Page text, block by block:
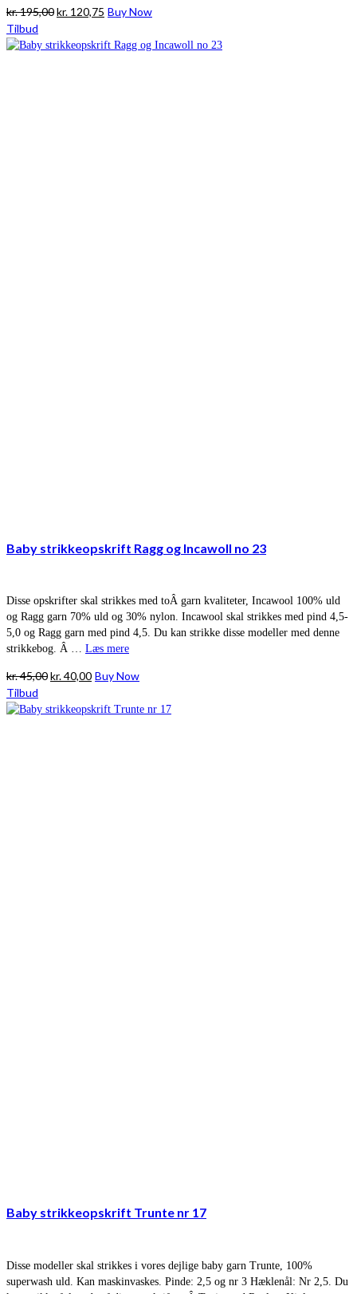
kr.195,00Den
pris
kr. 120,75 Den
pris
Buy Now
Tilbud
Baby strikkeopskrift Ragg og Incawoll no 23
Disse opskrifter skal strikkes med toÂ garn kvaliteter, Incawool 100% uld
og Ragg garn 70% uld og 30% nylon. Incawool skal strikkes med pind 4,5-
5,0 og Ragg garn med pind 4,5. Du kan strikke disse modeller med denne
strikkebog. Â … Læs mere
kr.45,00Den
pris
kr.40,00Den
pris
Buy Now
Tilbud
Baby strikkeopskrift Trunte nr 17
Disse modeller skal strikkes i vores dejlige baby garn Trunte, 100%
superwash uld. Kan maskinvaskes. Pinde: 2,5 og nr 3 Hæklenål: Nr 2,5. Du